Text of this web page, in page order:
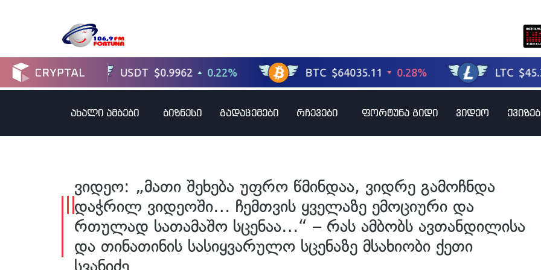
ახალი ამბები ბიზნესი გადაცემები რჩევები ფორტუნა გიდი ვიდეო
ვიდეო: „მათი შეხება უფრო წმინდაა, ვიდრე გამოჩნდა
დაჭრილ ვიდეოში… ჩემთვის ყველაზე ემოციური და
რთულად სათამაშო სცენაა…“ – რას ამბობს ავთანდილისა
და თინათინის სასიყვარულო სცენაზე მსახიობი ქეთი